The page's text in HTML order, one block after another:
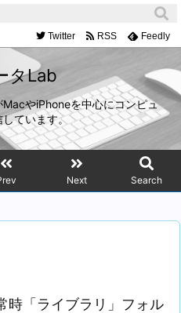
タLab
やiPhoneを中心にコンピュ
ています。
Next Search
Twitter RSS Feedly
「ライブラリ」フォル